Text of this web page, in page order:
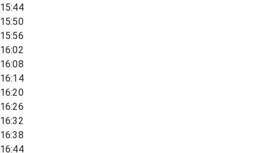
15:44
15:50
15:56
16:02
16:08
16:14
16:20
16:26
16:32
16:38
16:44